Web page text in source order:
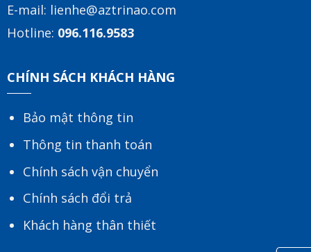
E-mail: lienhe@aztrinao.com
Hotline: 096.116.9583
CHÍNH SÁCH KHÁCH HÀNG
Bảo mật thông tin
Thông tin thanh toán
Chính sách vận chuyển
Chính sách đổi trả
Khách hàng thân thiết